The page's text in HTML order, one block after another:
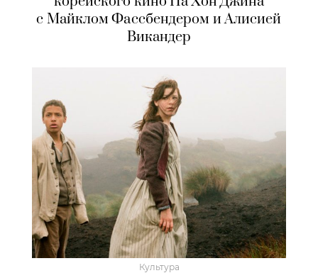
с Майклом Фассбендером и Алисией
Викандер
Культура